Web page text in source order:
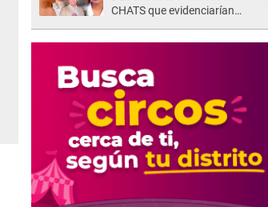
CHATS que evidenciarían